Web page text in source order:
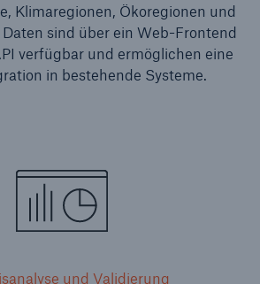
Klimaregionen, Ökoregionen und
sind über ein Web-Frontend
verfügbar und ermöglichen eine
in bestehende Systeme.
und Validierung